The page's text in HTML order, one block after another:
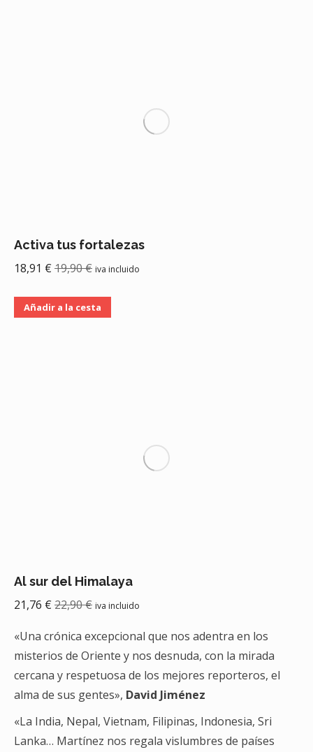
Activa tus fortalezas
18,91 € 19,90€ iva incluido
Añadir a la cesta
Al sur del Himalaya
21,76 € 22,90€ iva incluido
«Una crónica excepcional que nos adentra en los
misterios de Oriente y nos desnuda, con la mirada
cercana y respetuosa de los mejores reporteros, el
alma de sus gentes», David Jiménez
«La India, Nepal, Vietnam, Filipinas, Indonesia, Sri
Lanka… Martínez nos regala vislumbres de países